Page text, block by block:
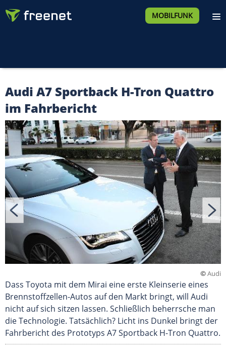
MOBILFUNK
Audi A7 Sportback H-Tron Quattro
im Fahrbericht
©Audi
Dass Toyota mit dem Mirai eine erste Kleinserie eines
Brennstoffzellen-Autos auf den Markt bringt, will Audi
nicht auf sich sitzen lassen. Schließlich beherrsche man
die Technologie. Tatsächlich? Licht ins Dunkel bringt der
Fahrbericht des Prototyps A7 Sportback H-Tron Quattro.